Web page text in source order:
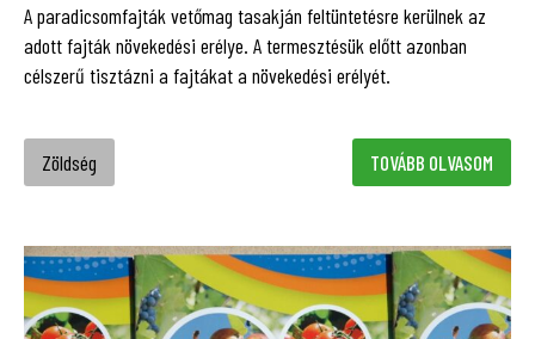
A paradicsomfajták vetőmag tasakján feltüntetésre kerülnek az
adott fajták növekedési erélye. A termesztésük előtt azonban
célszerű tisztázni a fajtákat a növekedési erélyét.
Zöldség TOVÁBB OLVASOM